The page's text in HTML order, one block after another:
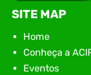
SITE MAP
Home
Conheça a
Eventos